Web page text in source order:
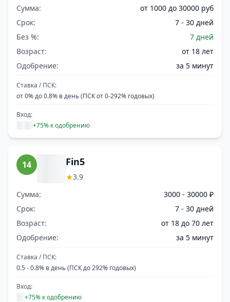
Сумма:
от 1000 до 30000 руб
Срок:
7 - 30 дней
Без %:
7 дней
Возраст:
от 18 лет
Одобрение:
за 5 минут
Ставка / ПСК:
от 0% до 0.8% в день (ПСК от 0-292% годовых)
Вход:
+75% к одобрению
14 Fin5
★3.9
Сумма:
3000 - 30000 ₽
Срок:
7 - 30 дней
Возраст:
от 18 до 70 лет
Одобрение:
за 5 минут
Ставка / ПСК:
0.5 - 0.8% в день (ПСК до 292% годовых)
Вход:
+75% к одобрению